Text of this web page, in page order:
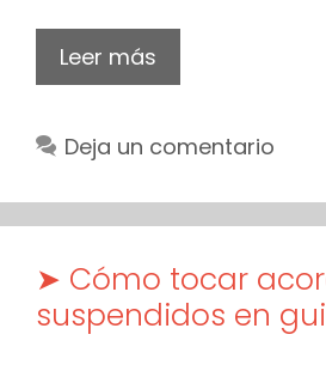
Leer más
Deja un comentario
➤ Cómo tocar
suspendidos en